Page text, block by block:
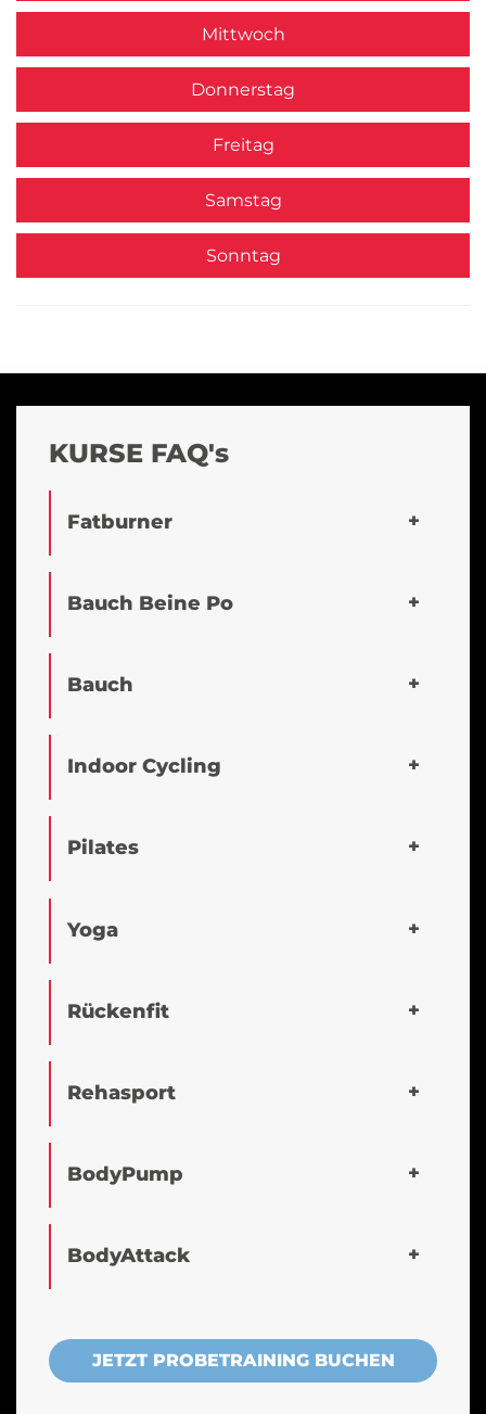
Mittwoch
Donnerstag
Freitag
Samstag
Sonntag
KURSE FAQ's
Fatburner
Bauch Beine Po
Bauch
Indoor Cycling
Pilates
Yoga
Rückenfit
Rehasport
BodyPump
BodyAttack
JETZT PROBETRAINING BUCHEN